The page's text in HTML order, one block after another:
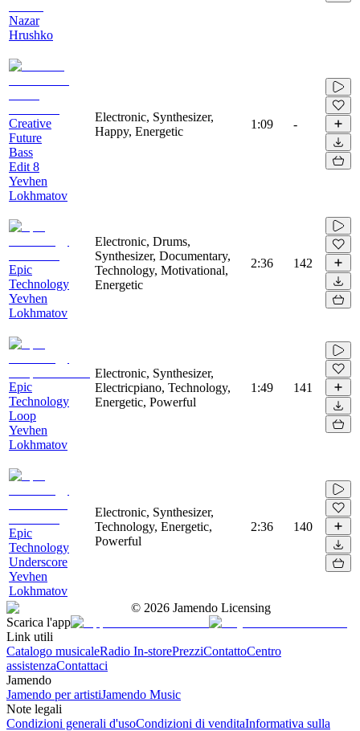
Nazar
Hrushko
Creative
Future
Bass
Edit 8
Yevhen
Lokhmatov
Electronic, Synthesizer,
Happy, Energetic
1:09 -
Epic
Technology
Yevhen
Lokhmatov
Electronic, Drums,
Synthesizer, Documentary,
Technology, Motivational,
Energetic
2:36 142
Epic
Technology
Loop
Yevhen
Lokhmatov
Electronic, Synthesizer,
Electricpiano, Technology,
Energetic, Powerful
1:49 141
Epic
Technology
Underscore
Yevhen
Lokhmatov
Electronic, Synthesizer,
Technology, Energetic,
Powerful
2:36 140
© 2026 Jamendo Licensing
Scarica l'app
Link utili
Catalogo musicaleRadio In-storePrezziContattoCentro
assistenzaContattaci
Jamendo
Jamendo per artistiJamendo Music
Note legali
Condizioni generali d'usoCondizioni di venditaInformativa sulla